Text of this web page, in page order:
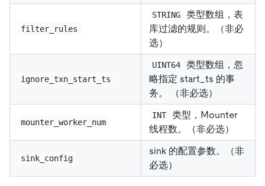
filter_rules
STRING
类型数组，表
库过滤的规则。（非必
选）
ignore_txn_start_ts
UINT64
类型数组，忽
略指定 start_ts 的事
务。 （非必选）
mounter_worker_num
INT 类型，Mounter
线程数。（非必选）
sink_config
sink 的配置参数。（非
必选）